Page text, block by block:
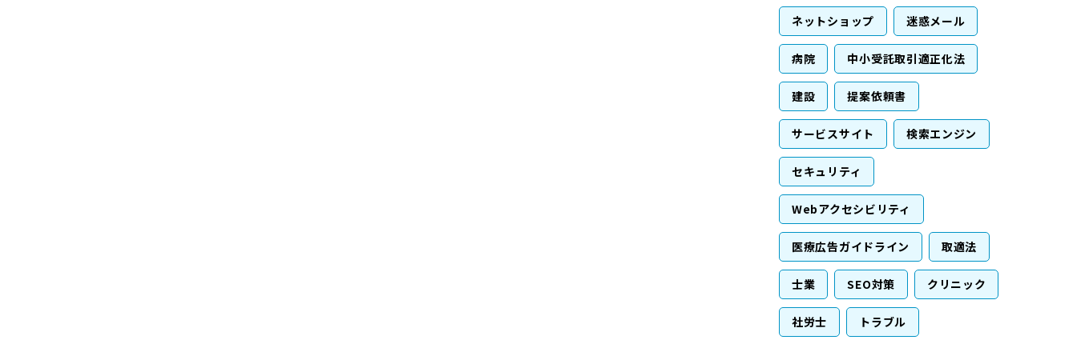
ネットショップ 迷惑メール
病院 中小受託取引適正化法
建設 提案依頼書
サービスサイト 検索エンジン
セキュリティ
Webアクセシビリティ
医療広告ガイドライン 取適法
士業 SEO対策 クリニック
社労士 トラブル